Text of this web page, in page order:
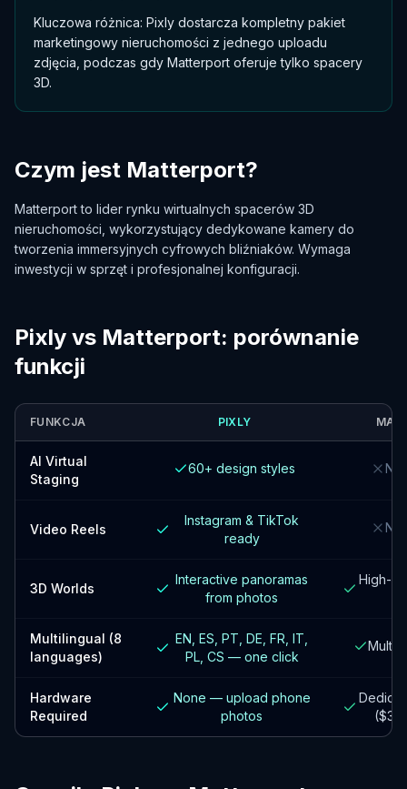
Kluczowa różnica: Pixly dostarcza kompletny pakiet
marketingowy nieruchomości z jednego uploadu
zdjęcia, podczas gdy Matterport oferuje tylko spacery
3D.
Czym jest Matterport?
Matterport to lider rynku wirtualnych spacerów 3D
nieruchomości, wykorzystujący dedykowane kamery do
tworzenia immersyjnych cyfrowych bliźniaków. Wymaga
inwestycji w sprzęt i profesjonalnej konfiguracji.
Pixly vs Matterport: porównanie
funkcji
FUNKCJA PIXLY
AI Virtual
Staging
60+ design styles
Video Reels
Instagram & TikTok
ready
3D Worlds
Interactive panoramas
from photos
High-
Multilingual (8
languages)
EN, ES, PT, DE, FR, IT,
PL, CS — one click
Hardware
Required
None — upload phone
photos